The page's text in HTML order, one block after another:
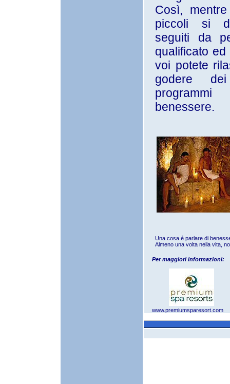
Così,
piccoli si
seguiti da
qualificato ed
voi potete
godere
programmi
benessere.
Una cosa é parlare di
Almeno una volta nella vita,
Per maggiori informazioni:
www.premiumsparesort.com